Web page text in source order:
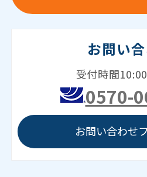
お問い
受付時間
0570-
お問い合わせ